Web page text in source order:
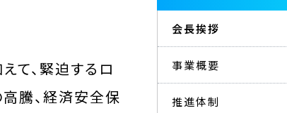
て、緊迫するロ
騰、経済安全保
会長挨拶
事業概要
推進体制